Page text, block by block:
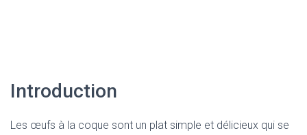
Introduction
Les œufs à la coque sont un plat simple et délicieux qui se